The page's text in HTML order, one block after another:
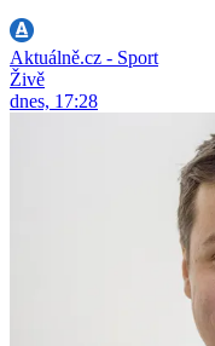
Aktuálně.cz - Sport
Živě
dnes, 17:28